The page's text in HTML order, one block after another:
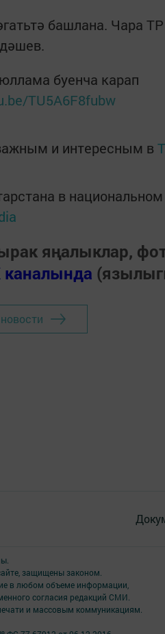
башлана. Чара
буенча карап
TU5A6F8fubw
и интересным в
в
яңалыклар,
каналында
защищены законом.
в любом объеме информации,
согласия редакций СМИ.
и массовым коммуникациям.